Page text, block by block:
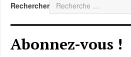
Rechercher
Abonnez-vous !